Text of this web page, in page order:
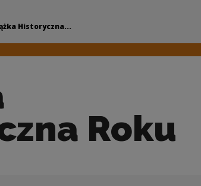
|
Historyczna...
Roku